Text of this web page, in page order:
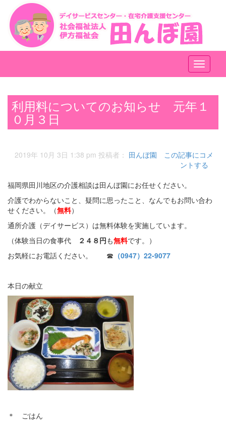
メ
ニ
ー
利用料についてのお知らせ 元年１
０月３日
2019年 10月 3日 1:38 pm 投稿者： 田んぼ園
この記事にコメ
ントする
福岡県田川地区の介護相談は田んぼ園にお任せください。
介護でわからないこと、疑問に思ったこと、なんでもお問い合わ
せください。（無料）
通所介護（デイサービス）は無料体験を実施しています。
（体験当日の食事代
２４８円も無料です。）
お気軽にお電話ください。 ☎ （0947）22-9077
本日の献立
＊ ごはん